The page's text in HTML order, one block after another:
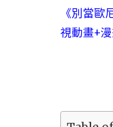
《別當
視動畫+漫